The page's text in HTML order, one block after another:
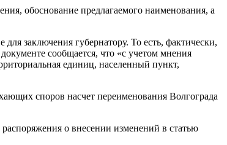
обоснование предлагаемого наименования, а
заключения губернатору. То есть, фактически,
сообщается, что «с учетом мнения
единиц, населенный пункт,
споров насчет переименования Волгограда
о внесении изменений в статью